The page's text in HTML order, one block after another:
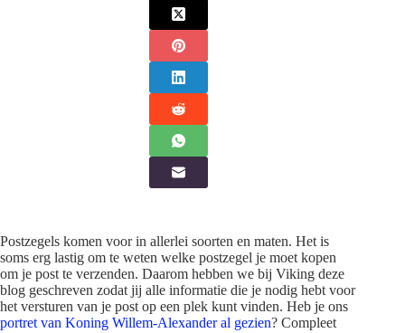
Postzegels komen voor in allerlei soorten en maten. Het is
soms erg lastig om te weten welke postzegel je moet kopen
om je post te verzenden. Daarom hebben we bij Viking deze
blog geschreven zodat jij alle informatie die je nodig hebt voor
het versturen van je post op een plek kunt vinden. Heb je ons
portret van Koning Willem-Alexander al gezien? Compleet